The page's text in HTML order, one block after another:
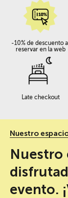
-10% de descuento
reservar en la web
Late checkout
Nuestro
Nuestro
evento.